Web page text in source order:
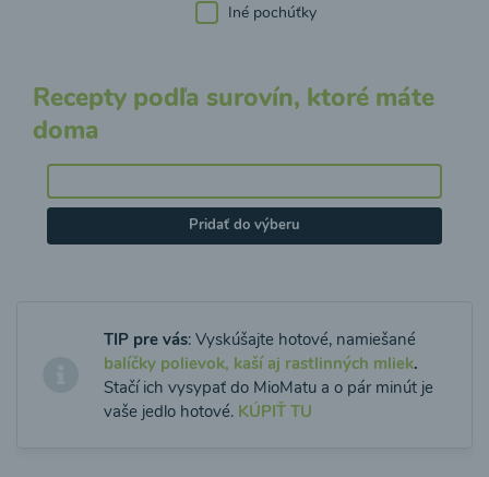
Iné pochúťky
Recepty podľa surovín, ktoré máte
doma
Pridať do výberu
TIP pre vás: Vyskúšajte hotové, namiešané
balíčky polievok, kaší aj rastlinných mliek.
Stačí ich vysypať do MioMatu a o pár minút je
vaše jedlo hotové. KÚPIŤ TU